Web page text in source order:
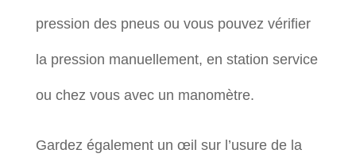
pression des pneus ou vous pouvez vérifier
la pression manuellement, en station service
ou chez vous avec un manomètre.
Gardez également un œil sur l’usure de la